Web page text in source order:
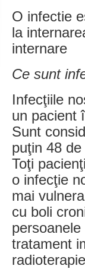
O infectie
la
internare
Ce sunt
Infecţiile
un pacient
Sunt
puţin 48
Toţi
o infecţie
mai
cu boli
tratament